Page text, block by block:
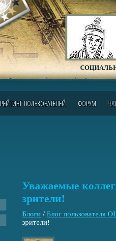
РЕЙТИНГ ПОЛЬЗОВАТЕЛЕЙ ФОРУМ
Уважаемые
зрители!
Блоги / Блог пользователя
зрители!